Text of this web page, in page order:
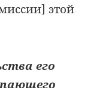
этой
его